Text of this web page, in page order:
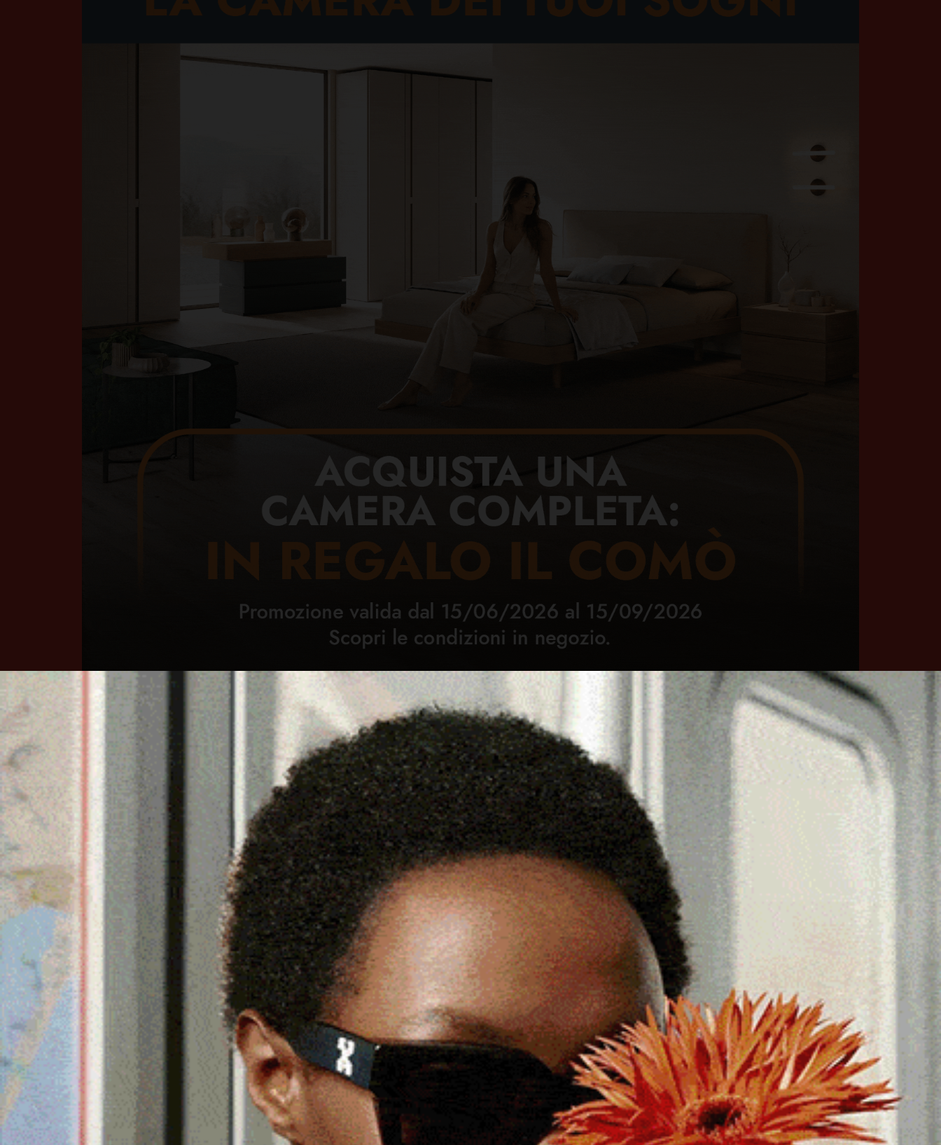
Home Ozieri Territorio Sardegna Cronaca Attualità Sport Cultura Rubriche Necrologie
Numeri
utili
Contatti
MONTI, DALLA REGIONE 600MILA EURO PER LA
COSTRUZIONE DI DUE PONTI SUL RIO SA PIANA A SU
CANALE
17 Febbraio 2026, 09:01
Cerca
Cerca
Facebook
ThreadsInstagram
X YouTube